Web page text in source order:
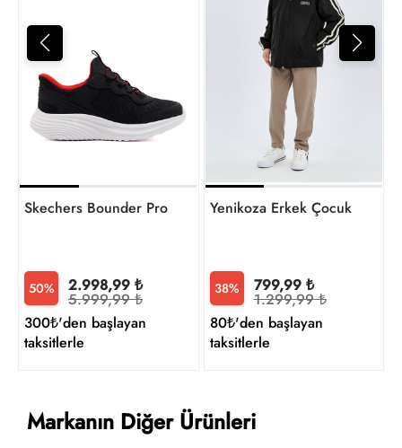
Skechers Bounder Pro Erkek Çocuk Spor Ayakkabı
50% 2.998,99 ₺
5.999,99 ₺
300₺'den başlayan
taksitlerle
Yenikoza Erkek Çocuk
38% 799,99 ₺
1.299,99 ₺
80₺'den başlayan
taksitlerle
Markanın Diğer Ürünleri